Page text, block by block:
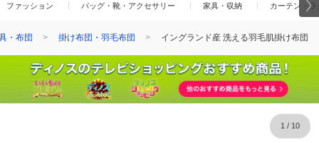
ファッション バッグ・靴・アクセサリー 家具・収納 カーテン・
・布団 掛け布団・羽毛布団 イングランド産 洗える羽毛肌掛け布団
1/ 10